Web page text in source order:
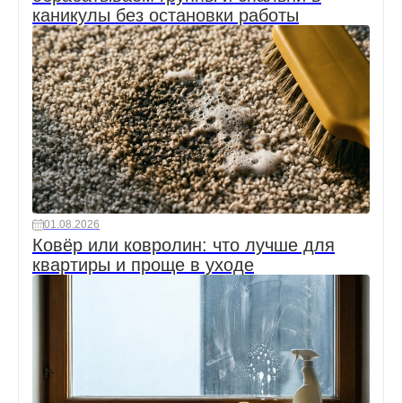
каникулы без остановки работы
01.08.2026
Ковёр или ковролин: что лучше для
квартиры и проще в уходе